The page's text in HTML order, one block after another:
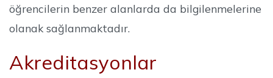
öğrencilerin benzer alanlarda da bilgilenmelerine
olanak sağlanmaktadır.
Akreditasyonlar